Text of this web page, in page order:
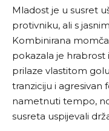
Mladost je u susret
protivniku, ali s
Kombinirana
pokazala je hrabrost
prilaze vlastitom
tranziciju i agresivan
nametnuti tempo,
susreta uspijevali